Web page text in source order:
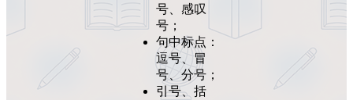
号、感叹
号；
句中标点：
逗号、冒
号、分号；
引号、括